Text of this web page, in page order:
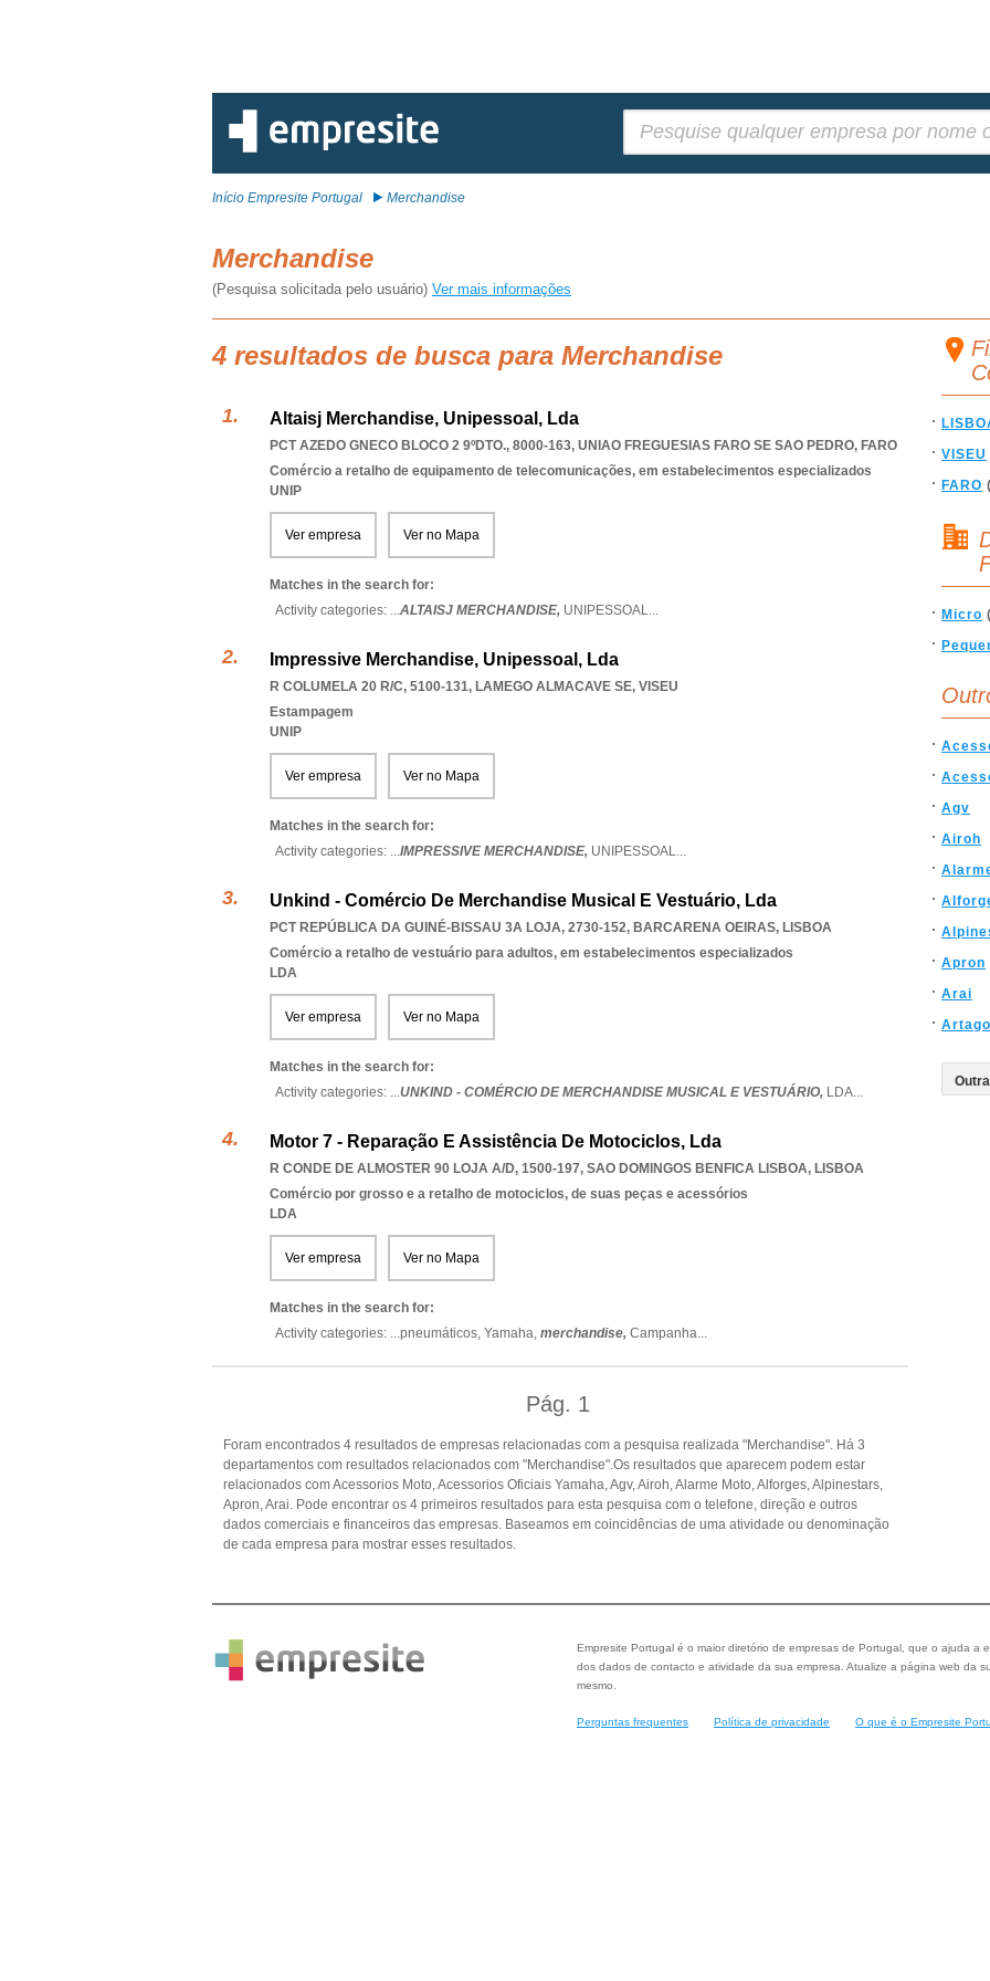
Início Empresite Portugal Merchandise
Merchandise
(Pesquisa solicitada pelo usuário) Ver mais informações
4 resultados de busca para Merchandise
Altaisj Merchandise, Unipessoal, Lda
PCT AZEDO GNECO BLOCO 2 9ºDTO., 8000-163, UNIAO FREGUESIAS FARO SE SAO PEDRO, FARO
Comércio a retalho de equipamento de telecomunicações, em estabelecimentos especializados
UNIP
Ver empresa Ver no Mapa
Matches in the search for:
Activity categories: ...ALTAISJ MERCHANDISE, UNIPESSOAL...
Impressive Merchandise, Unipessoal, Lda
R COLUMELA 20 R/C, 5100-131, LAMEGO ALMACAVE SE, VISEU
Estampagem
UNIP
Ver empresa Ver no Mapa
Matches in the search for:
Activity categories: ...IMPRESSIVE MERCHANDISE, UNIPESSOAL...
Unkind - Comércio De Merchandise Musical E Vestuário, Lda
PCT REPÚBLICA DA GUINÉ-BISSAU 3A LOJA, 2730-152, BARCARENA OEIRAS, LISBOA
Comércio a retalho de vestuário para adultos, em estabelecimentos especializados
LDA
Ver empresa Ver no Mapa
Matches in the search for:
Activity categories: ...UNKIND - COMÉRCIO DE MERCHANDISE MUSICAL E VESTUÁRIO, LDA...
Motor 7 - Reparação E Assistência De Motociclos, Lda
R CONDE DE ALMOSTER 90 LOJA A/D, 1500-197, SAO DOMINGOS BENFICA LISBOA, LISBOA
Comércio por grosso e a retalho de motociclos, de suas peças e acessórios
LDA
Ver empresa Ver no Mapa
Matches in the search for:
Activity categories: ...pneumáticos, Yamaha, merchandise, Campanha...
Pág. 1
Foram encontrados 4 resultados de empresas relacionadas com a pesquisa realizada "Merchandise". Há 3
departamentos com resultados relacionados com "Merchandise".Os resultados que aparecem podem estar
relacionados com Acessorios Moto, Acessorios Oficiais Yamaha, Agv, Airoh, Alarme Moto, Alforges, Alpinestars,
Apron, Arai. Pode encontrar os 4 primeiros resultados para esta pesquisa com o telefone, direção e outros
dados comerciais e financeiros das empresas. Baseamos em coincidências de uma atividade ou denominação
de cada empresa para mostrar esses resultados.
VISEU
FARO
Micro
Agv
Airoh
Apron
Arai
Artago
Empresite Portugal é o maior diretório de empresas de Portugal, que o ajuda a
dos dados de contacto e atividade da sua empresa. Atualize a página web da
mesmo.
Perguntas frequentes Política de privacidade O que é o Empresite